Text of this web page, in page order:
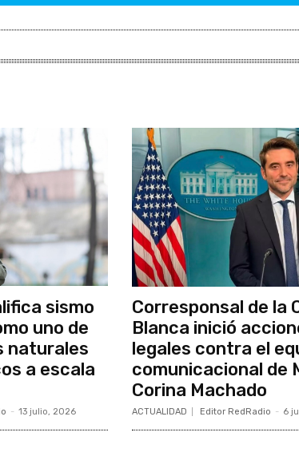
sismo
uno de
naturales
a escala
- 13 julio, 2026
Corresponsal de la
Blanca inició
legales contra el
comunicacional de
Corina Machado
ACTUALIDAD Editor RedRadio - 6